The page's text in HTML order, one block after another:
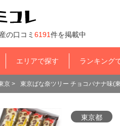
の口コミ 6191件を掲載中
エリアで探す ランキング
京 > 東京ばな奈ツリー チョコバナナ味(
東京都